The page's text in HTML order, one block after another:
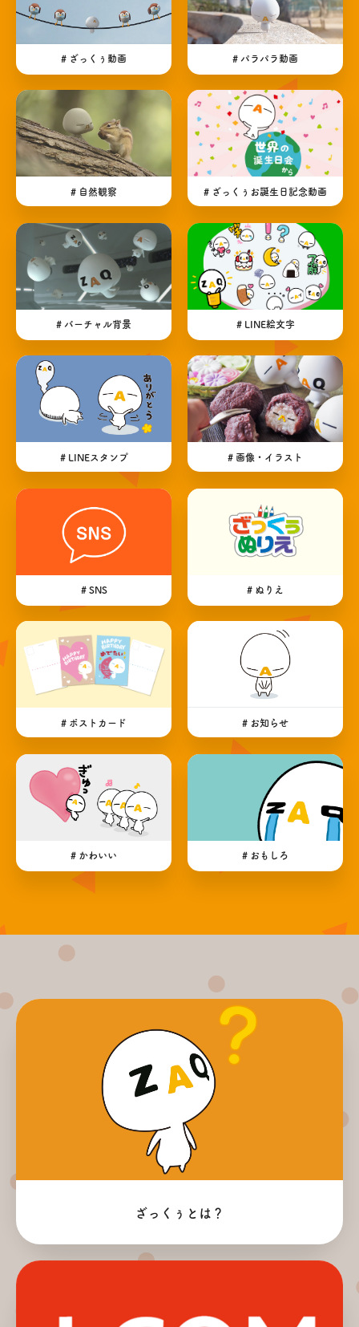
# ざっくぅ動画 # パラパラ動画
# 自然観察 # ざっくぅお誕生日記念動画
# バーチャル背景 # LINE絵文字
# LINEスタンプ # 画像・イラスト
# SNS # ぬりえ
# ポストカード # お知らせ
# かわいい # おもしろ
ざっくぅとは？